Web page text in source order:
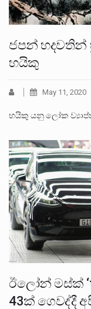
ජපන් හදවතින්
හයිකු
May 11, 2020
හයිකු යනු ලෝක
ඊලෝන් මස්ක්
43ක් ගෙවද්දී